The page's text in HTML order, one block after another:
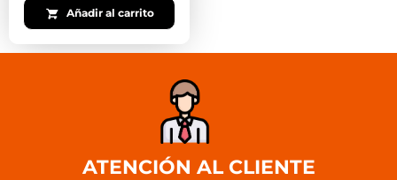
Añadir al carrito
ATENCIÓN AL CLIENTE